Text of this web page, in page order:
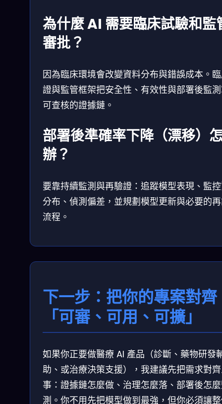
為什麼 AI 需要臨床試驗和監
審批？
因為臨床環境會改變資料分布與錯誤成本。
證與監管框架把安全性、有效性與部署後監
可查核的證據鏈。
部署後準確率下降（漂移）
辦？
要靠持續監測與再驗證：追蹤模型表現、監
分布、偵測偏差，並規劃模型更新與必要的
流程。
下一步：把你的專案對齊
「可審、可用、可擴」
如果你正要做醫療 AI 產品（診斷、藥物研發
助、或治療決策支援），我建議先把需求對
事：證據鏈怎麼做、治理怎麼落、部署後怎
測。你不用先把模型做到最強，但你必須讓